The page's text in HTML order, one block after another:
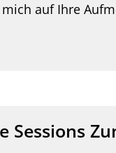
auf Ihre
Sessions